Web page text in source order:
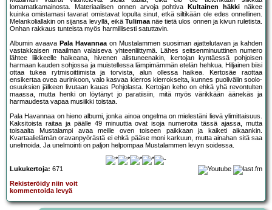
lomamatkamainosta. Materiaalisen onnen arvoja pohtiva
Kultainen häkki näkee
kuinka omistamasi tavarat omistavat lopulta sinut, etkä siltikään ole edes onnellinen.
Melankoliallakin on sijansa levyllä, eikä Tulimaanäe tietä ulos onnen ja kivun ruletista.
Onhan rakkaus tunteista myös harmillisesti satuttavin.
Albumin avaava Pala Havannaaon Mustalammen suosiman ajattelutavan ja kahden
vastakkaisen maailman valaiseva yhteenliittymä. Lähes seitsenminuuttinen numero
lähtee liikkeelle haikeana, hivenen alistuneenakin, kertojan kyntäessä pohjoisen
harmaan kauden sohjossa ja muistellessa lämpimämmän etelän hehkua. Hiljainen biisi
ottaa tukea rytmisoittimista ja torvista, alun ollessa haikea. Kertosäe raottaa
ensikertaa ovea aurinkoon, valo kasvaa kierros kierrokselta, kunnes puolivälin soolo-
osuuksien jälkeen livutaan kauas Pohjolasta. Kertojan keho on ehkä yhä revontulten
maassa, mutta henki on löytänyt jo paratiisiin, mitä myös värikkään äänekäs ja
harmaudesta vapaa musiikki toistaa.
Pala Havannaa on hieno albumi, jonka ainoa ongelma on mielestäni lievä ylimittaisuus.
Kaksitoista raitaa ja päälle 49 minuuttia ovat isoja numeroita tässä ajassa, mutta
toisaalta Mustalampi avaa meille oven toiseen paikkaan ja kaiketi aikaankin.
Kvartaalielämän oravanpyörästä ei ehkä pääse moni karkuun, mutta ainahan sitä saa
unelmoida. Ja unelmointi on paljon helpompaa Mustalammen levyn soidessa.
Lukukertoja: 671
Rekisteröidy niin voit
kommentoida levyä